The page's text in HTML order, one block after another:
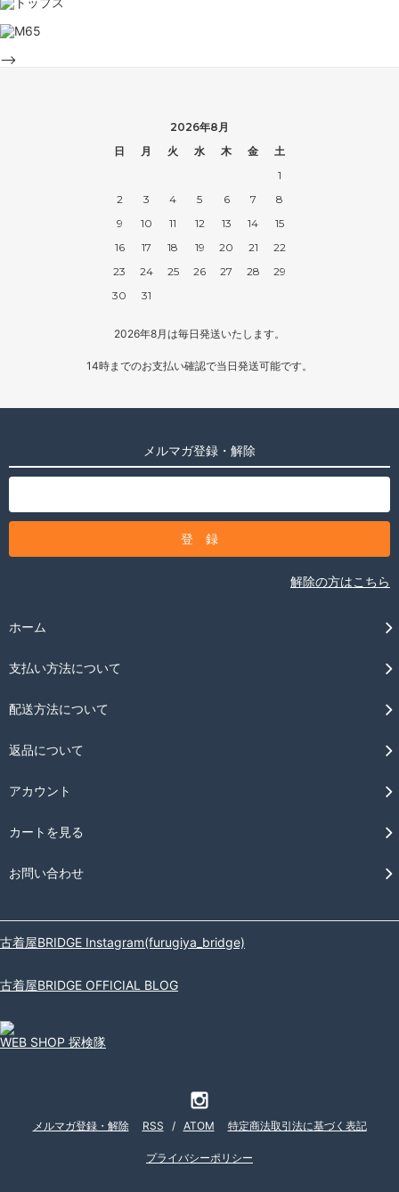
-->
2026年8月
日
月 火 水 木 金
土
1
2
3 4 5 6 7
8
9
10 11 12 13 14
15
16
17 18 19 20 21
22
23
24 25 26 27 28
29
30
31
2026年8月は毎日発送いたします。
14時までのお支払い確認で当日発送可能です。
メルマガ登録・解除
解除の方はこちら
ホーム
支払い方法について
配送方法について
返品について
アカウント
カートを見る
お問い合わせ
古着屋BRIDGE Instagram(furugiya_bridge)
古着屋BRIDGE OFFICIAL BLOG
WEB SHOP 探検隊
メルマガ登録・解除 RSS / ATOM 特定商法取引法に基づく表記
プライバシーポリシー